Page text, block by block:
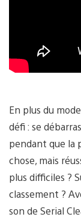
En plus du
défi : se
pendant que la
chose, mais
plus difficiles ?
classement ?
son de Serial